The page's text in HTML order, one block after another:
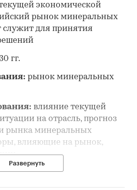
экономической
рынок минеральных
служит для принятия
гг.
рынок минеральных
влияние текущей
на отрасль, прогноз
рынка минеральных
влияющие на рынок,
рынка минеральных
Развернуть